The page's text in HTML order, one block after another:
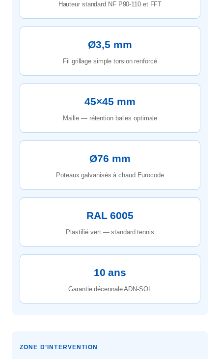
Hauteur standard NF P90-110 et FFT
Ø3,5 mm
Fil grillage simple torsion renforcé
45×45 mm
Maille — rétention balles optimale
Ø76 mm
Poteaux galvanisés à chaud Eurocode
RAL 6005
Plastifié vert — standard tennis
10 ans
Garantie décennale ADN-SOL
ZONE D’INTERVENTION